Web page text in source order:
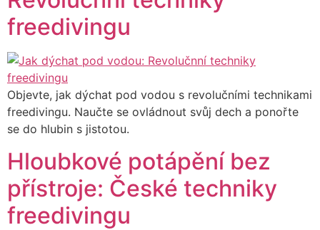
freedivingu
Objevte, jak dýchat pod vodou s revolučními technikami
freedivingu. Naučte se ovládnout svůj dech a ponořte
se do hlubin s jistotou.
Hloubkové potápění bez
přístroje: České techniky
freedivingu